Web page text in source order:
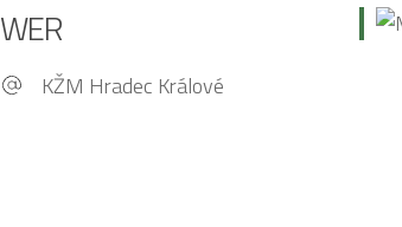
WER
KŽM Hradec Králové